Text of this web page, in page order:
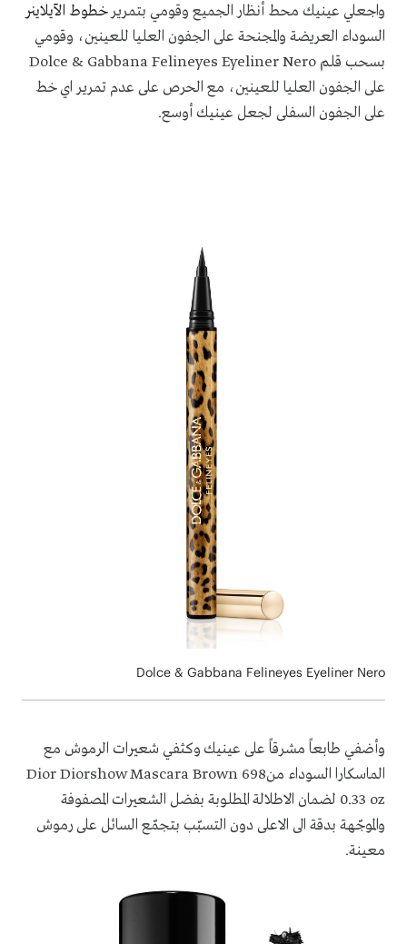
واجعلي عينيك محط أنظار الجميع وقومي بتمرير خطوط الآيلاينر
السوداء العريضة والمجنحة على الجفون العليا للعينين، وقومي
بسحب قلم Dolce & Gabbana Felineyes Eyeliner Nero
على الجفون العليا للعينين، مع الحرص على عدم تمرير اي خط
على الجفون السفلى لجعل عينيك أوسع.
Dolce & Gabbana Felineyes Eyeliner Nero
وأضفي طابعاً مشرقاً على عينيك وكثفي شعيرات الرموش مع
الماسكارا السوداء منDior Diorshow Mascara Brown 698
0.33 oz لضمان الاطلالة المطلوبة بفضل الشعيرات المصفوفة
والموجّهة بدقة الى الاعلى دون التسبّب بتجمّع السائل على رموش
معينة.